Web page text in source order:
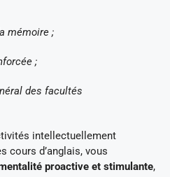
mémoire ;
;
des facultés
intellectuellement
cours d’anglais, vous
proactive et stimulante,